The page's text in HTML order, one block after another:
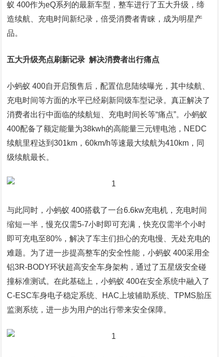
蚁 400作为eQ系列的最新车型，整车进行了五大升级，缔
造续航、充电时间新纪录，倍受消费者青睐，成为明星产
品。
五大升级亮点刷新记录 解决消费者出行痛点
小蚂蚁 400自开启预售后，配置信息陆续曝光，其中续航、
充电时间等方面的水平已经刷新同级车型记录。真正解决了
消费者出行中面临的续航短、充电时间长等“痛点”。小蚂蚁
400配备了额定能量为38kwh的高能量三元锂电池，NEDC
续航里程达到301km，60km/h等速最大续航为410km，同
级续航最长。
与此同时，小蚂蚁 400搭载了一台6.6kw充电机，充电时间
缩短一半，慢充仅需5-7小时即可充满，快充仅需半个小时
即可充电至80%，解决了车主们担心的充电慢、无处充电的
难题。为了进一步提高整车的安全性能，小蚂蚁 400采用全
铝3R-BODY环状超高安全车身架构，通过了五星级安全碰
撞标准测试。在此基础上，小蚂蚁 400在安全系统中融入了
C-ESC车身电子稳定系统、HAC上坡辅助系统、TPMS胎压
监测系统，进一步为用户的出行带来安全保障。